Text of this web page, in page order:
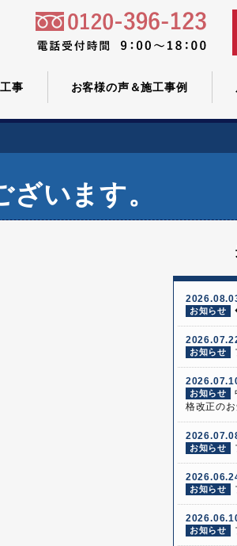
事 お客様の声＆施工事例
います。
お知らせ
お知らせ
お知らせ
格改正の
お知らせ
お知らせ
お知らせ